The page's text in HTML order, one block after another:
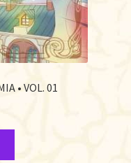
• VOL. 01